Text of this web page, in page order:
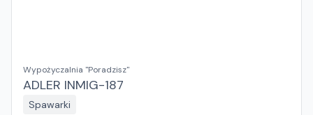
Wypożyczalnia "Poradzisz"
ADLER INMIG-187
Spawarki